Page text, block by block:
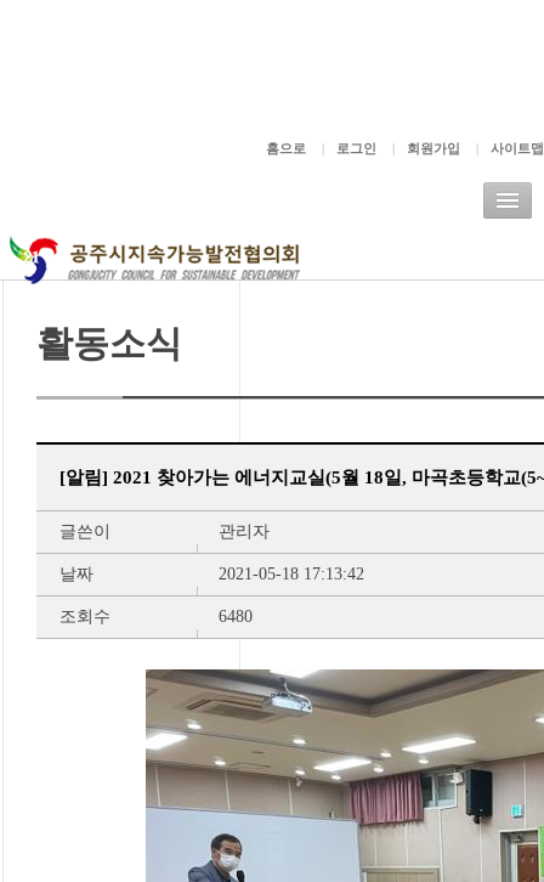
홈으로 | 로그인 | 회원가입 | 사이트맵
활동소식
[알림] 2021 찾아가는 에너지교실(5월 18일, 마곡초등학교
글쓴이 관리자
날짜 2021-05-18 17:13:42
조회수 6480